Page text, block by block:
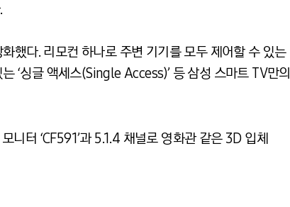
했다. 리모컨 하나로 주변 기기를 모두 제어할 수 있는
‘싱글 액세스(Single Access)’ 등 삼성 스마트 TV만의
터 ‘CF591’과 5.1.4 채널로 영화관 같은 3D 입체